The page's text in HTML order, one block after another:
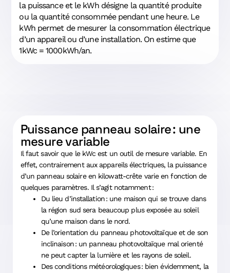
la puissance et le kWh désigne la quantité produite
ou la quantité consommée pendant une heure. Le
kWh permet de mesurer la consommation électrique
d’un appareil ou d’une installation. On estime que
1kWc = 1000kWh/an.
Puissance panneau solaire : une
mesure variable
Il faut savoir que le kWc est un outil de mesure variable. En
effet, contrairement aux appareils électriques, la puissance
d’un panneau solaire en kilowatt-crête varie en fonction de
quelques paramètres. Il s’agit notamment :
Du lieu d’installation : une maison qui se trouve dans
la région sud sera beaucoup plus exposée au soleil
qu’une maison dans le nord.
De l’orientation du panneau photovoltaïque et de son
inclinaison : un panneau photovoltaïque mal orienté
ne peut capter la lumière et les rayons de soleil.
Des conditions météorologiques : bien évidemment, la